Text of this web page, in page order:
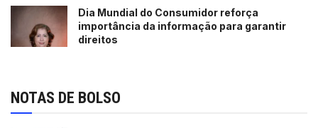
Dia Mundial do Consumidor reforça
importância da informação para garantir
direitos
NOTAS DE BOLSO